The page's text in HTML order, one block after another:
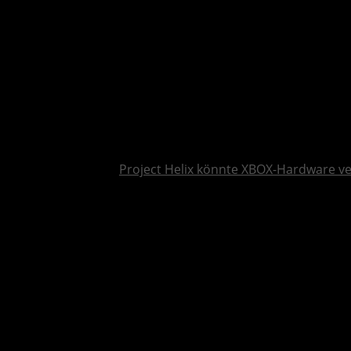
Project Helix könnte XBOX-Hardware